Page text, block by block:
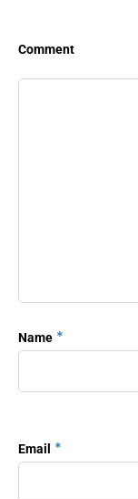
Comment
Name *
Email *